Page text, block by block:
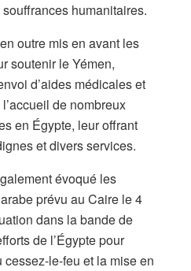
humanitaires.
outre mis en avant les
soutenir le Yémen,
d’aides médicales et
de nombreux
en Égypte, leur offrant
et divers services.
évoqué les
prévu au Caire le 4
dans la bande de
de l’Égypte pour
le-feu et la mise en